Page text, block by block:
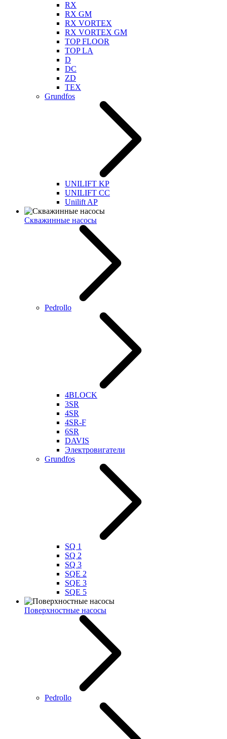
RX
RX GM
RX VORTEX
RX VORTEX GM
TOP FLOOR
TOP LA
D
DC
ZD
TEX
Grundfos
UNILIFT KP
UNILIFT CC
Unilift AP
Скважинные насосы
Pedrollo
4BLOCK
3SR
4SR
4SR-F
6SR
DAVIS
Электровигатели
Grundfos
SQ 1
SQ 2
SQ 3
SQE 2
SQE 3
SQE 5
Поверхностные насосы
Pedrollo